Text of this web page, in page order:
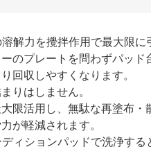
解力を攪拌作用で最大限に
のプレートを問わずパッド
回収しやすくなります。
りはしません。
限活用し、無駄な再塗布・
が軽減されます。
ィションパッドで洗浄する